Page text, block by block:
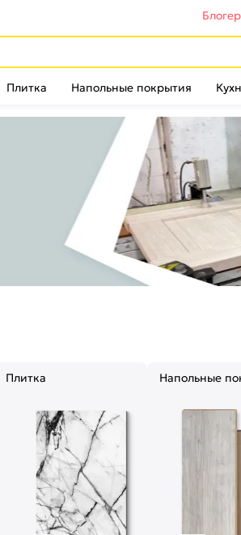
Плитка Напольные покрытия
Плитка Напольные